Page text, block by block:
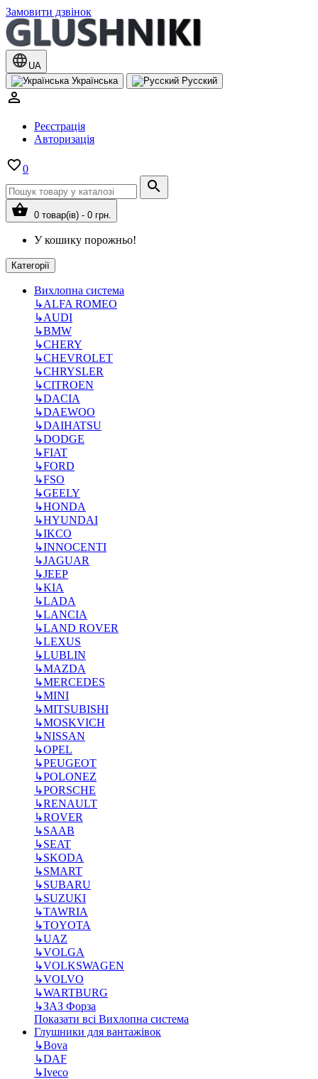
Замовити дзвінок
UA
Українська
Русский
Реєстрація
Авторизація
0
0 товар(ів) - 0 грн.
У кошику порожньо!
Категорії
Вихлопна система
↳ALFA ROMEO
↳AUDI
↳BMW
↳CHERY
↳CHEVROLET
↳CHRYSLER
↳CITROEN
↳DACIA
↳DAEWOO
↳DAIHATSU
↳DODGE
↳FIAT
↳FORD
↳FSO
↳GEELY
↳HONDA
↳HYUNDAI
↳IKCO
↳INNOCENTI
↳JAGUAR
↳JEEP
↳KIA
↳LADA
↳LANCIA
↳LAND ROVER
↳LEXUS
↳LUBLIN
↳MAZDA
↳MERCEDES
↳MINI
↳MITSUBISHI
↳MOSKVICH
↳NISSAN
↳OPEL
↳PEUGEOT
↳POLONEZ
↳PORSCHE
↳RENAULT
↳ROVER
↳SAAB
↳SEAT
↳SKODA
↳SMART
↳SUBARU
↳SUZUKI
↳TAWRIA
↳TOYOTA
↳UAZ
↳VOLGA
↳VOLKSWAGEN
↳VOLVO
↳WARTBURG
↳ЗАЗ Форза
Показати всі Вихлопна система
Глушники для вантажівок
↳Bova
↳DAF
↳Iveco